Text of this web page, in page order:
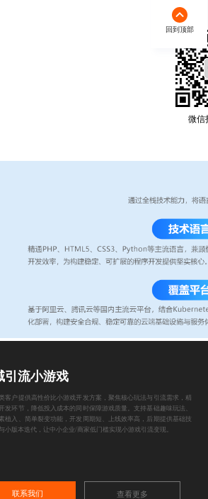
微信
回到顶部
引流小游戏
客户提供高性价比小游戏开发方案，聚焦核心玩法与引流需求，精
发环节，降低投入成本的同时保障游戏质量。支持基础趣味玩法、
植入、简单裂变功能，开发周期短、上线效率高，后期提供基础技
小版本迭代，让中小企业/商家低门槛实现小游戏引流变现。
联系我们 查看更多